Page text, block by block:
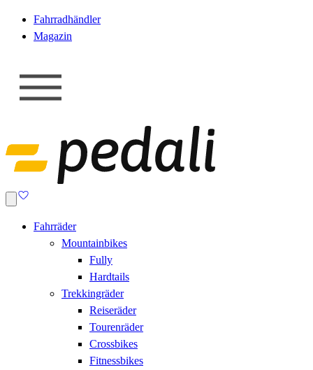
Fahrradhändler
Magazin
Fahrräder
Mountainbikes
Fully
Hardtails
Trekkingräder
Reiseräder
Tourenräder
Crossbikes
Fitnessbikes